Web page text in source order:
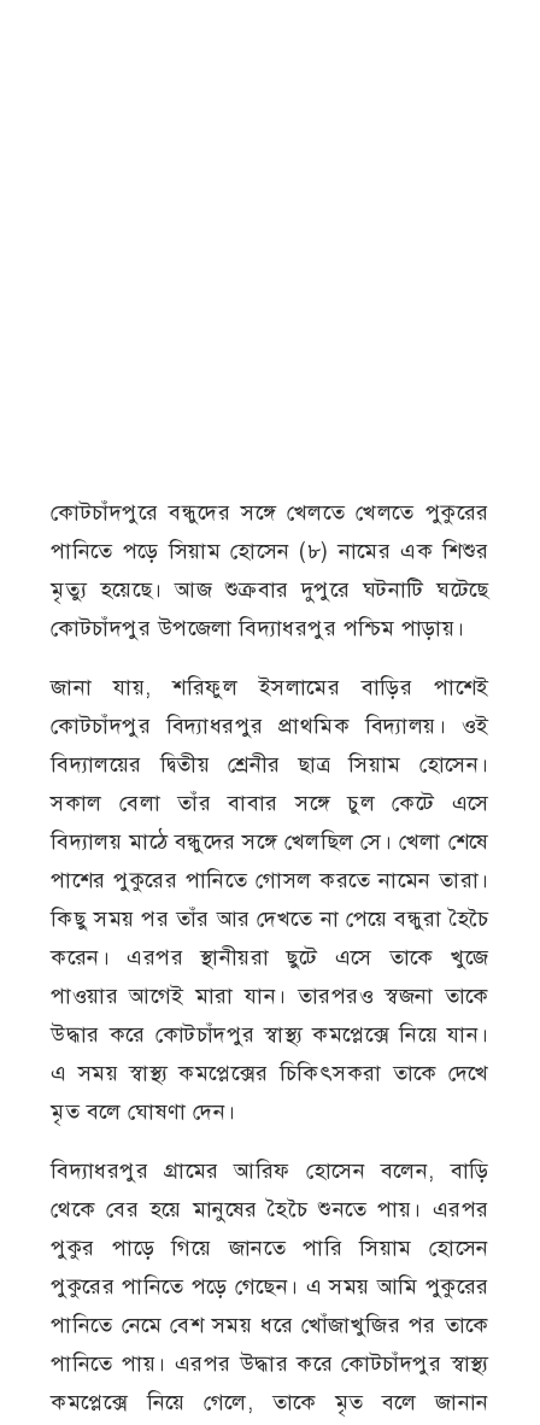
কোটচাঁদপুরে বন্ধুদের সঙ্গে খেলতে খেলতে পুকুরের
পানিতে পড়ে সিয়াম হোসেন (৮) নামের এক শিশুর
মৃত্যু হয়েছে। আজ শুক্রবার দুপুরে ঘটনাটি ঘটেছে
কোটচাঁদপুর উপজেলা বিদ্যাধরপুর পশ্চিম পাড়ায়।
জানা যায়, শরিফুল ইসলামের বাড়ির পাশেই
কোটচাঁদপুর বিদ্যাধরপুর প্রাথমিক বিদ্যালয়। ওই
বিদ্যালয়ের দ্বিতীয় শ্রেনীর ছাত্র সিয়াম হোসেন।
সকাল বেলা তাঁর বাবার সঙ্গে চুল কেটে এসে
বিদ্যালয় মাঠে বন্ধুদের সঙ্গে খেলছিল সে। খেলা শেষে
পাশের পুকুরের পানিতে গোসল করতে নামেন তারা।
কিছু সময় পর তাঁর আর দেখতে না পেয়ে বন্ধুরা হৈচৈ
করেন। এরপর স্থানীয়রা ছুটে এসে তাকে খুজে
পাওয়ার আগেই মারা যান। তারপরও স্বজনা তাকে
উদ্ধার করে কোটচাঁদপুর স্বাস্থ্য কমপ্লেক্সে নিয়ে যান।
এ সময় স্বাস্থ্য কমপ্লেক্সের চিকিৎসকরা তাকে দেখে
মৃত বলে ঘোষণা দেন।
বিদ্যাধরপুর গ্রামের আরিফ হোসেন বলেন, বাড়ি
থেকে বের হয়ে মানুষের হৈচৈ শুনতে পায়। এরপর
পুকুর পাড়ে গিয়ে জানতে পারি সিয়াম হোসেন
পুকুরের পানিতে পড়ে গেছেন। এ সময় আমি পুকুরের
পানিতে নেমে বেশ সময় ধরে খোঁজাখুজির পর তাকে
পানিতে পায়। এরপর উদ্ধার করে কোটচাঁদপুর স্বাস্থ্য
কমপ্লেক্সে নিয়ে গেলে, তাকে মৃত বলে জানান